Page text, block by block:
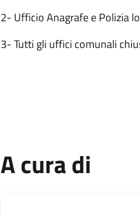
2- Ufficio Anagrafe e Polizia
3- Tutti gli uffici comunali
A cura di